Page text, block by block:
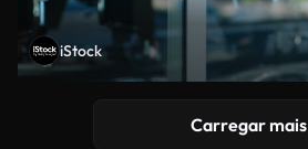
iStock
Carregar mais